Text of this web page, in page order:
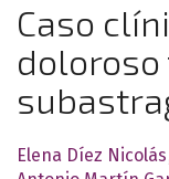
Caso
Elena Díez Nicolás